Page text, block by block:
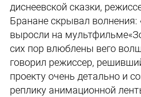
диснеевской сказки,
Бранане скрывал волнения:
выросли на
сих пор влюблены вего
говорил режиссер,
проекту очень детально и
реплику анимационной